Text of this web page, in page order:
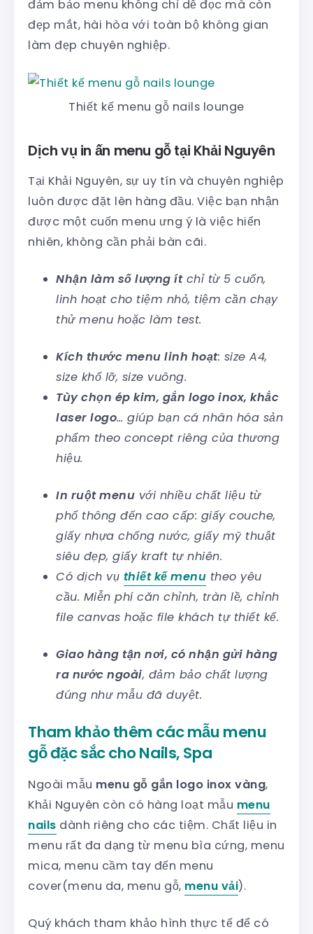
đảm bảo menu không chỉ dễ đọc mà còn
đẹp mắt, hài hòa với toàn bộ không gian
làm đẹp chuyên nghiệp.
Thiết kế menu gỗ nails lounge
Dịch vụ in ấn menu gỗ tại Khải Nguyên
Tại Khải Nguyên, sự uy tín và chuyên nghiệp
luôn được đặt lên hàng đầu. Việc bạn nhận
được một cuốn menu ưng ý là việc hiển
nhiên, không cần phải bàn cãi.
Nhận làm số lượng ítchỉ từ 5 cuốn,
linh hoạt cho tiệm nhỏ, tiệm cần chạy
thử menu hoặc làm test.
Kích thước menu linh hoạt: size A4,
size khổ lỡ, size vuông.
Tùy chọn ép kim, gắn logo inox, khắc
laser logo… giúp bạn cá nhân hóa sản
phẩm theo concept riêng của thương
hiệu.
In ruột menu với nhiều chất liệu từ
phổ thông đến cao cấp: giấy couche,
giấy nhựa chống nước, giấy mỹ thuật
siêu đẹp, giấy kraft tự nhiên.
Có dịch vụ thiết kế menu theo yêu
cầu. Miễn phí căn chỉnh, tràn lề, chỉnh
file canvas hoặc file khách tự thiết kế.
Giao hàng tận nơi, có nhận gửi hàng
ra nước ngoài, đảm bảo chất lượng
đúng như mẫu đã duyệt.
Tham khảo thêm các mẫu menu
gỗ đặc sắc cho Nails, Spa
Ngoài mẫu menu gỗ gắn logo inox vàng,
Khải Nguyên còn có hàng loạt mẫu menu
nails dành riêng cho các tiệm. Chất liệu in
menu rất đa dạng từ menu bìa cứng, menu
mica, menu cầm tay đến menu
cover(menu da, menu gỗ, menu vải).
Quý khách tham khảo hình thực tế để có